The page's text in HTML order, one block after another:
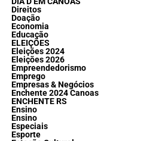
Direitos
Doação
Economia
Educação
ELEIÇÕES
Eleições 2024
Eleições 2026
Empreendedorismo
Emprego
Empresas & Negócios
Enchente 2024 Canoas
ENCHENTE RS
Ensino
Ensino
Especiais
Esporte